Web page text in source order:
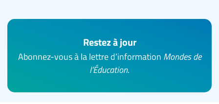
Restez à jour
Abonnez-vous à la lettre d’information Mondes de
l’Éducation.